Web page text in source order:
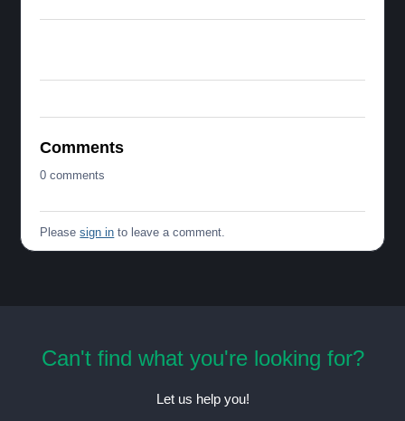
Comments
0 comments
Pleasesign in to leave a comment.
Can't find what you're looking for?
Let us help you!